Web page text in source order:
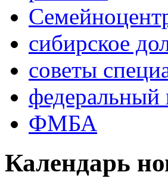
сибирское
советы
федеральный
ФМБА
Календарь